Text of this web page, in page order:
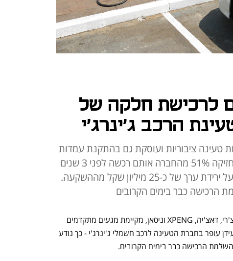
לרכישת חלקה של
טעינה ציבוריות ועוסקת גם בהתקנת עמדות
ביתיות. OPC של עידן עופר מחזיקה 51% מהחברה אותם רכשה לפני 3 שנים
ב-67 מיליון שקל, וכבר דיווחה על ירידת ערך של כ-25 מיליון שקל מההשקעה.
הרכישה כבר בימים הקרובים
השלמת הרכישה כבר בימים הקרובים.